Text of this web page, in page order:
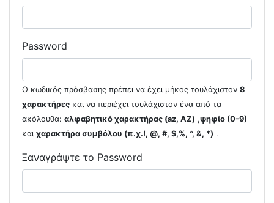
Password
Ο κωδικός πρόσβασης πρέπει να έχει μήκος τουλάχιστον 8
χαρακτήρες και να περιέχει τουλάχιστον ένα από τα
ακόλουθα: αλφαβητικό χαρακτήρας (az, AZ) ,ψηφίο (0-9)
και χαρακτήρα συμβόλου (π.χ.!, @, #, $,%, ^, &, *) .
Ξαναγράψτε το Password